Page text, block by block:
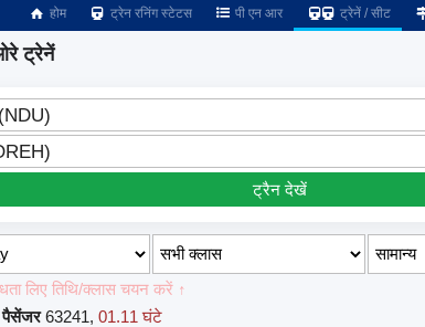
होम ट्रेन रनिंग स्टेटस पी एन आर ट्रेनें / सीट
ट्रेनें
ट्रैन देखें
लिए तिथि/क्लास चयन करें ↑
पैसेंजर 63241, 01.11 घंटे